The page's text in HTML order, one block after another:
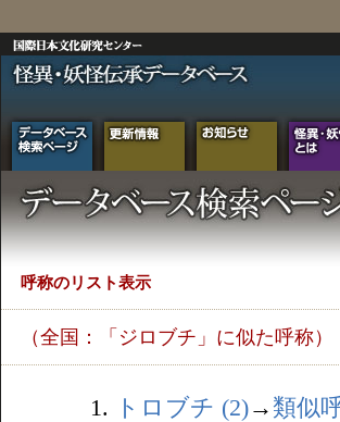
呼称のリスト表示
（全国：「ジロブチ」に似た呼称）
1. トロブチ (2)→ 類似